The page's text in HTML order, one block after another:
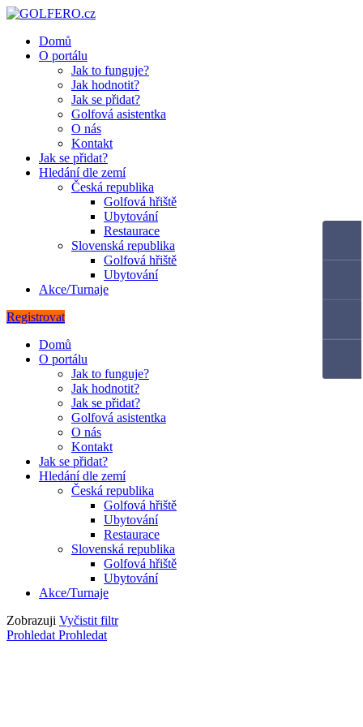
Domů
O portálu
Jak to funguje?
Jak hodnotit?
Jak se přidat?
Golfová asistentka
O nás
Kontakt
Jak se přidat?
Hledání dle zemí
Česká republika
Golfová hřiště
Ubytování
Restaurace
Slovenská republika
Golfová hřiště
Ubytování
Akce/Turnaje
Registrovat
Domů
O portálu
Jak to funguje?
Jak hodnotit?
Jak se přidat?
Golfová asistentka
O nás
Kontakt
Jak se přidat?
Hledání dle zemí
Česká republika
Golfová hřiště
Ubytování
Restaurace
Slovenská republika
Golfová hřiště
Ubytování
Akce/Turnaje
Zobrazuji Vyčistit filtr
Prohledat Prohledat